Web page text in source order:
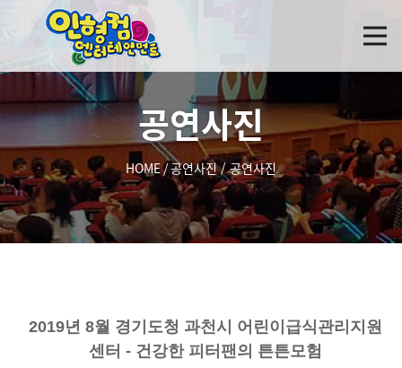
공연사진
HOME/ 공연사진/공연사진
제목
2019년 8월 경기도청 과천시 어린이급식관리지원
센터 - 건강한 피터팬의 튼튼모험